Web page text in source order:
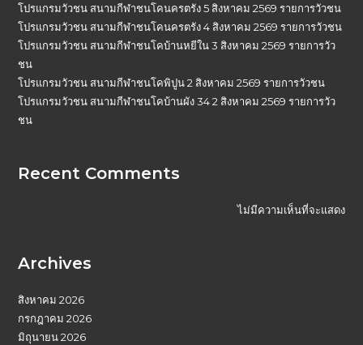
โปรแกรมวัวชน สนามกีฬาชนโคนครตรัง 5 สิงหาคม 2569 รายการวัวชน
โปรแกรมวัวชน สนามกีฬาชนโคนครตรัง 4 สิงหาคม 2569 รายการวัวชน
โปรแกรมวัวชน สนามกีฬาชนโคบ้านหยีใน 3 สิงหาคม 2569 รายการวัว
ชน
โปรแกรมวัวชน สนามกีฬาชนโคพิปูน 2 สิงหาคม 2569 รายการวัวชน
โปรแกรมวัวชน สนามกีฬาชนโคบ้านผัง 34 2 สิงหาคม 2569 รายการวัว
ชน
Recent Comments
ไม่มีความเห็นที่จะแสดง
Archives
สิงหาคม 2026
กรกฎาคม 2026
มิถุนายน 2026